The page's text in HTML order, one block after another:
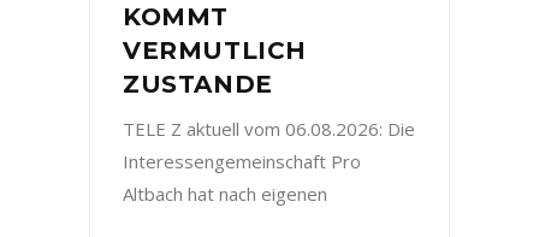
KOMMT
VERMUTLICH
ZUSTANDE
TELE Z aktuell vom 06.08.2026: Die
Interessengemeinschaft Pro
Altbach hat nach eigenen